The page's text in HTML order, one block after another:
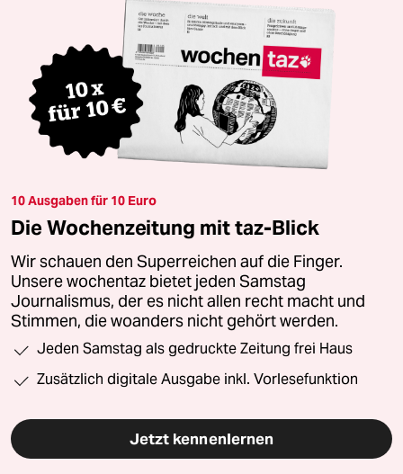
10 Ausgaben für 10 Euro
Die Wochenzeitung mit taz-Blick
Wir schauen den Superreichen auf die Finger.
Unsere wochentaz bietet jeden Samstag
Journalismus, der es nicht allen recht macht und
Stimmen, die woanders nicht gehört werden.
Jeden Samstag als gedruckte Zeitung frei Haus
Zusätzlich digitale Ausgabe inkl. Vorlesefunktion
Jetzt kennenlernen